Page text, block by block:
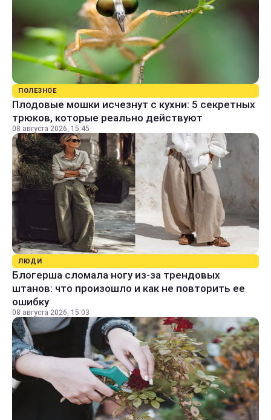
ПОЛЕЗНОЕ
Плодовые мошки исчезнут с кухни: 5 секретных
трюков, которые реально действуют
08 августа 2026, 15:45
ЛЮДИ
Блогерша сломала ногу из-за трендовых
штанов: что произошло и как не повторить ее
ошибку
08 августа 2026, 15:03